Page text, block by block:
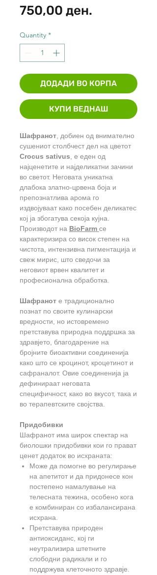
750,00 ден.
Quantity *
ДОДАДИ ВО КОРПА
КУПИ ВЕДНАШ
Шафранот, добиен од внимателно
сушениот столбчест дел на цветот
Crocus sativus, е еден од
најценетите и најделикатни зачини
во светот. Неговата уникатна
длабока златно-црвена боја и
препознатлива арома го
издвојуваат како посебен деликатес
кој ја збогатува секоја кујна.
Производот на BioFarm се
карактеризира со висок степен на
чистота, интензивна пигментација и
свеж мирис, што сведочи за
неговиот врвен квалитет и
професионална обработка.
Шафранот е традиционално
познат по своите кулинарски
вредности, но истовремено
претставува природна поддршка за
здравјето, благодарение на
бројните биоактивни соединенија
како што се кроцинот, кроцетинот и
сафраналот. Овие соединенија ја
дефинираат неговата
специфичност, како во вкусот, така и
во терапевтските својства.
Придобивки
Шафранот има широк спектар на
биолошки придобивки кои го прават
ценет додаток во исхраната:
Може да помогне во регулирање
на апетитот и да придонесе кон
постепено намалување на
телесната тежина, особено кога
е комбиниран со избалансирана
исхрана.
Претставува природен
антиоксиданс, кој ги
неутрализира штетните
слободни радикали и го
поддржува клеточното здравје.